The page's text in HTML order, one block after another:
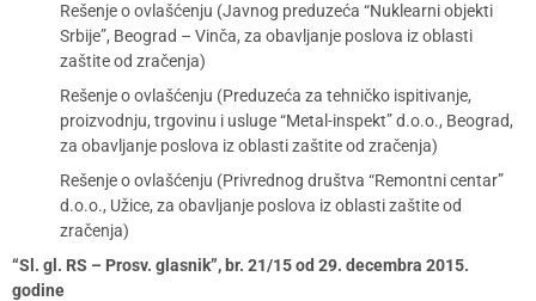
Rešenje o ovlašćenju (Javnog preduzeća “Nuklearni objekti
Srbije”, Beograd – Vinča, za obavljanje poslova iz oblasti
zaštite od zračenja)
Rešenje o ovlašćenju (Preduzeća za tehničko ispitivanje,
proizvodnju, trgovinu i usluge “Metal-inspekt” d.o.o., Beograd,
za obavljanje poslova iz oblasti zaštite od zračenja)
Rešenje o ovlašćenju (Privrednog društva “Remontni centar”
d.o.o., Užice, za obavljanje poslova iz oblasti zaštite od
zračenja)
“Sl. gl. RS – Prosv. glasnik”, br. 21/15 od 29. decembra 2015.
godine